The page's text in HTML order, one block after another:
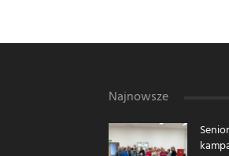
Najnowsze